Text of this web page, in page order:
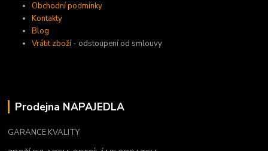
Obchodní podmínky
Kontakty
Blog
Vrátit zboží - odstoupení od smlouvy
Prodejna NAPAJEDLA
GARANCE KVALITY